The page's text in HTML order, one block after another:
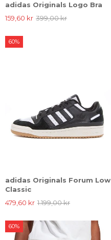
adidas Originals Logo Bra
159,60 kr 399,00 kr
adidas Originals Forum Low
Classic
479,60 kr 1.199,00 kr
60%
60%